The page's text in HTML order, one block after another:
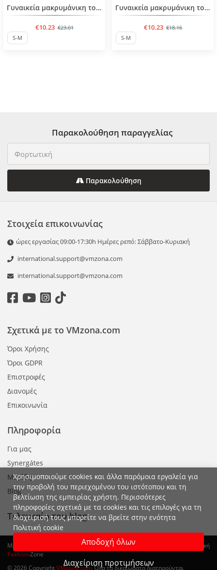
BESTSELLERΓυναικεία μακρυμάνικη τουνικ
€10.23 €23.01
S-M
BESTSELLERΓυναικεία μακρυμάνικη τουνικ
€10.23 €18.16
S-M
Χρησιμοποιούμε cookies και άλλα παρόμοια εργαλεία για
την προβολή του περιεχομένου του ιστότοπου και τη
βελτίωση της εμπειρίας χρήστη. Περισσότερες
πληροφορίες σχετικά με τα cookies και τις επιλογές για τη
διαχείρισή τους μπορείτε να βρείτε στην ενότητα
Πολιτική cookie
Αποδοχή όλων
Διαχείριση προτιμήσεων
Παρακολούθηση παραγγελίας
Παρακολούθηση
Στοιχεία επικοινωνίας
ώρες εργασίας 09:00-17:30h Ημέρες ρεπό: Σάββατο-Κυριακή
international.support@vmzona.com
international.support@vmzona.com
Πληροφορία
Για μας
Synergátes
Μεγέθη
Blog
Σχετικά με το VMzona.com
Όροι Χρήσης
Όροι GDPR
Επιστροφές
Διανομές
Επικοινωνία
Τελευταίο του blog
Μείνετε πάντα ενημερωμένοι με τη μόδα και ψωνίστε online στην εικονική
FashionZone
© 2026 CopyrightVMzona.comΌλα τα δικαιώματα διατηρούνται